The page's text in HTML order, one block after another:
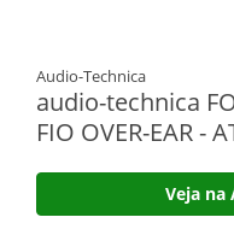
Audio-Technica
audio-technica
FIO OVER-EAR -
Veja na